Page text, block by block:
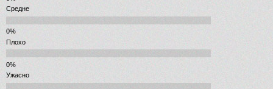
Средне
Плохо
Ужасно